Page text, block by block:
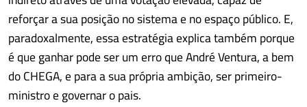
reforçar a sua posição no sistema e no espaço público. E,
paradoxalmente, essa estratégia explica também porque
é que ganhar pode ser um erro que André Ventura, a bem
do CHEGA, e para a sua própria ambição, ser primeiro-
ministro e governar o pais.